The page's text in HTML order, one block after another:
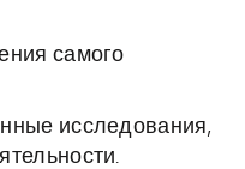
самого
исследования,